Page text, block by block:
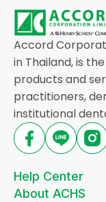
Accord
in Thailand, is
products and
practitioners,
institutional
Help Center
About ACHS